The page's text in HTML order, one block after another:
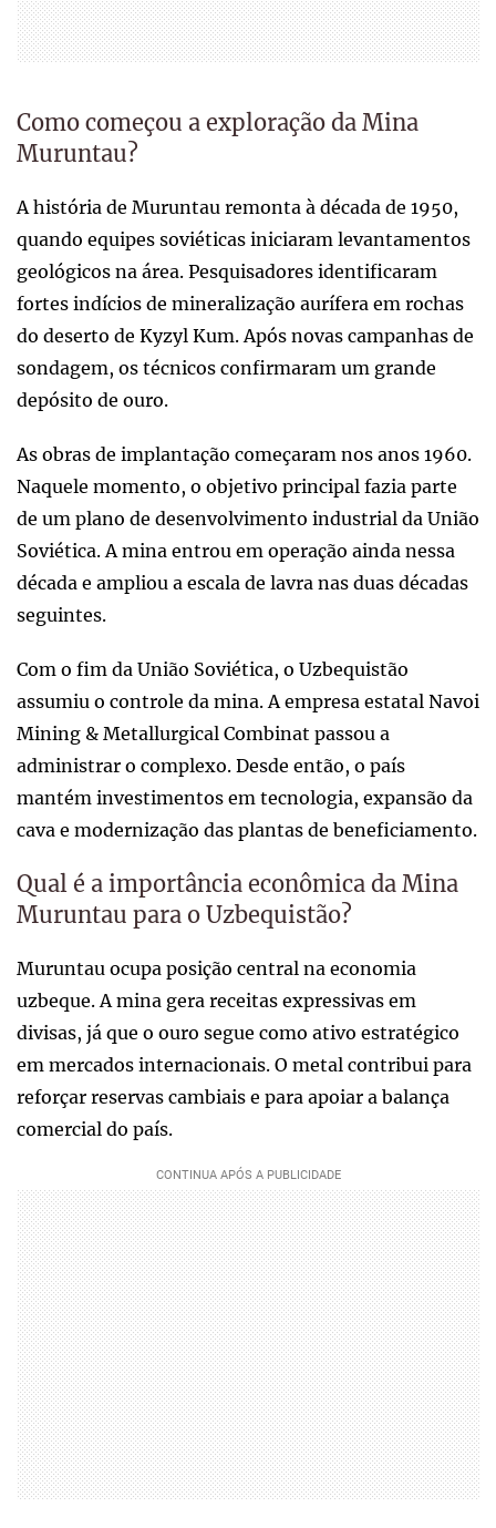
Como começou a exploração da Mina
Muruntau?
A história de Muruntau remonta à década de 1950,
quando equipes soviéticas iniciaram levantamentos
geológicos na área. Pesquisadores identificaram
fortes indícios de mineralização aurífera em rochas
do deserto de Kyzyl Kum. Após novas campanhas de
sondagem, os técnicos confirmaram um grande
depósito de ouro.
As obras de implantação começaram nos anos 1960.
Naquele momento, o objetivo principal fazia parte
de um plano de desenvolvimento industrial da União
Soviética. A mina entrou em operação ainda nessa
década e ampliou a escala de lavra nas duas décadas
seguintes.
Com o fim da União Soviética, o Uzbequistão
assumiu o controle da mina. A empresa estatal Navoi
Mining & Metallurgical Combinat passou a
administrar o complexo. Desde então, o país
mantém investimentos em tecnologia, expansão da
cava e modernização das plantas de beneficiamento.
Qual é a importância econômica da Mina
Muruntau para o Uzbequistão?
Muruntau ocupa posição central na economia
uzbeque. A mina gera receitas expressivas em
divisas, já que o ouro segue como ativo estratégico
em mercados internacionais. O metal contribui para
reforçar reservas cambiais e para apoiar a balança
comercial do país.